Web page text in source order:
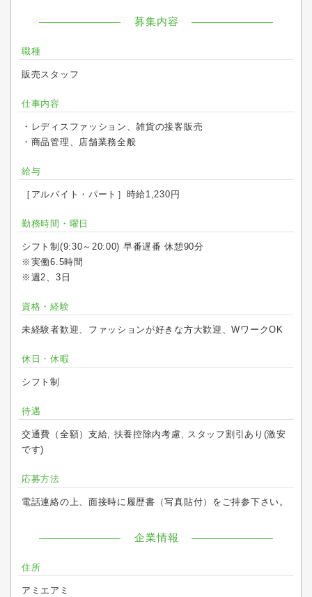
募集内容
職種
販売スタッフ
仕事内容
・レディスファッション、雑貨の接客販売
・商品管理、店舗業務全般
給与
［アルバイト・パート］時給1,230円
勤務時間・曜日
シフト制(9:30～20:00) 早番遅番 休憩90分
※実働6.5時間
※週2、3日
資格・経験
未経験者歓迎、ファッションが好きな方大歓迎、WワークOK
休日・休暇
シフト制
待遇
交通費（全額）支給, 扶養控除内考慮, スタッフ割引あり(激安
です)
応募方法
電話連絡の上、面接時に履歴書（写真貼付）をご持参下さい。
企業情報
住所
アミエアミ